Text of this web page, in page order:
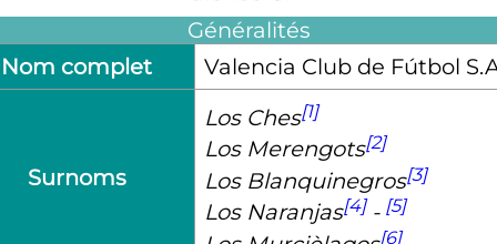
Généralités
Nom complet
Valencia Club de Fútbol
Surnoms
Los Ches[1]
Los Merengots[2]
Los Blanquinegros[3]
Los Naranjas[4]- [5]
[6]